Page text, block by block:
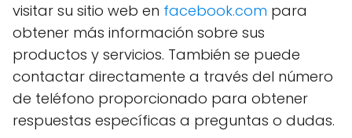
visitar su sitio web en facebook.com para
obtener más información sobre sus
productos y servicios. También se puede
contactar directamente a través del número
de teléfono proporcionado para obtener
respuestas específicas a preguntas o dudas.